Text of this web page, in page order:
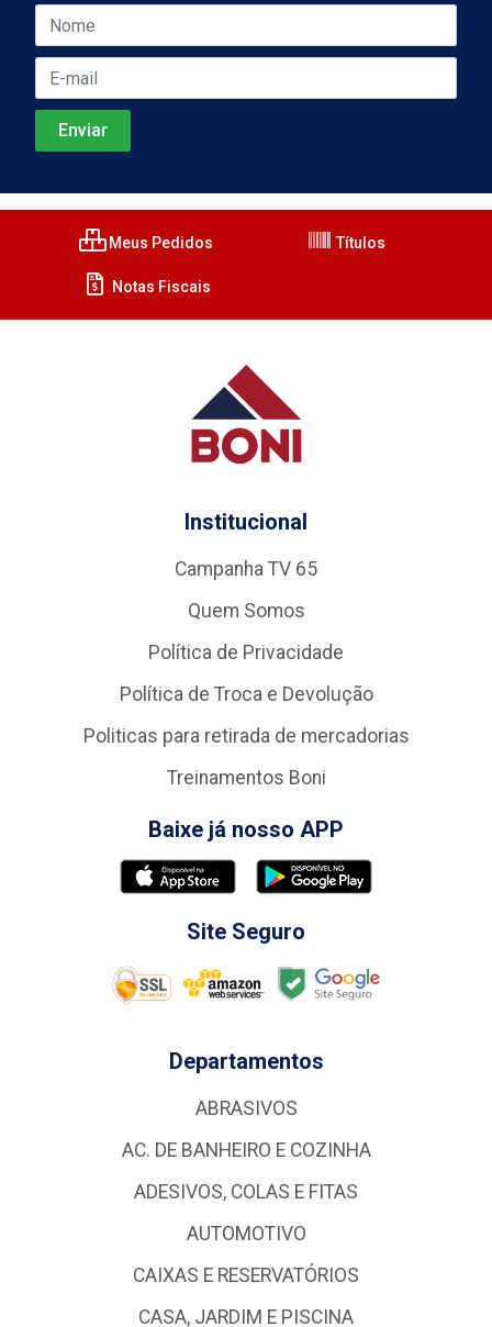
Meus Pedidos Títulos
Notas Fiscais
Institucional
Campanha TV 65
Quem Somos
Política de Privacidade
Política de Troca e Devolução
Politicas para retirada de mercadorias
Treinamentos Boni
Baixe já nosso APP
Site Seguro
Departamentos
ABRASIVOS
AC. DE BANHEIRO E COZINHA
ADESIVOS, COLAS E FITAS
AUTOMOTIVO
CAIXAS E RESERVATÓRIOS
CASA, JARDIM E PISCINA